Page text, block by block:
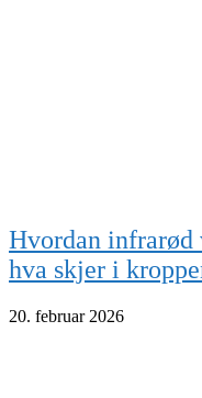
Hvordan infrarød
hva skjer i
20. februar 2026